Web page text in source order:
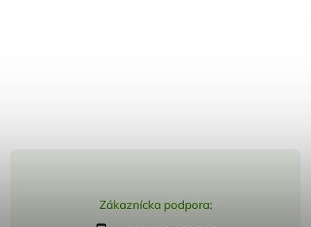
Zákaznícka podpora: